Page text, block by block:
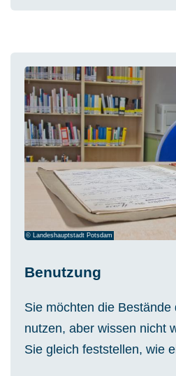
© Landeshauptstadt Potsdam
Benutzung
Sie möchten die Bestände
nutzen, aber wissen nicht
Sie gleich feststellen, wie